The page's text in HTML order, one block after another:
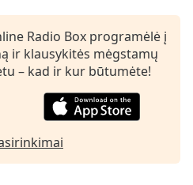
Radio Box programėlė į
ir klausykitės mėgstamų
– kad ir kur būtumėte!